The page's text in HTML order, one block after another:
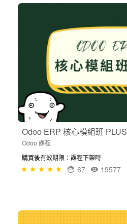
Odoo ERP 核心模組班 PLUS
Odoo 課程
購買後有效期限：課程下架時
19577
67